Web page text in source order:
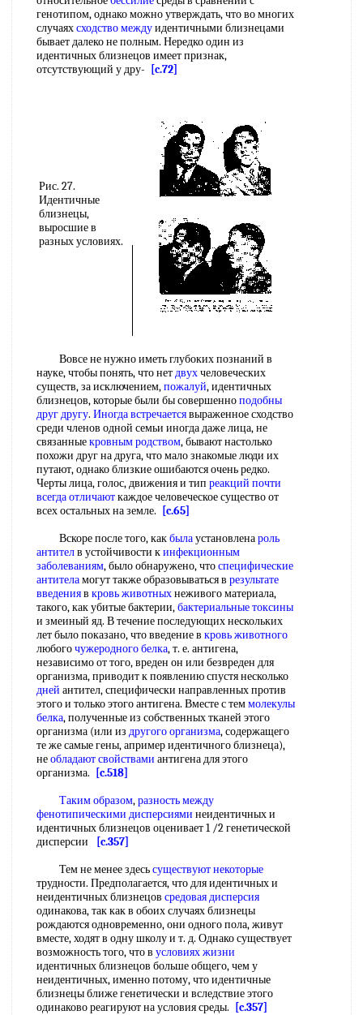
генотипом, однако можно утверждать, что во многих
случаяхсходство междуидентичными близнецами
бывает далеко не полным. Нередко один из
идентичных близнецов имеет признак,
отсутствующий у дру-
[c.72]
Рис. 27.
Идентичные
близнецы,
выросшие в
разных условиях.
Вовсе не нужно иметь глубоких познаний в
науке, чтобы понять, что нетдвухчеловеческих
существ, за исключением,пожалуй, идентичных
близнецов, которые были бы совершенноподобны
друг другу. Иногда встречаетсявыраженное сходство
среди членов одной семьи иногда даже лица, не
связанныекровным родством, бывают настолько
похожи друг на друга, что мало знакомые люди их
путают, однако близкие ошибаются очень редко.
Черты лица, голос, движения и тип реакций почти
всегда отличаюткаждое человеческое существо от
всех остальных на земле.
[c.65]
Вскоре после того, какбылаустановленароль
антителв устойчивости кинфекционным
заболеваниям, было обнаружено, чтоспецифические
антителамогут также образовываться в результате
введенияв кровь животныхнеживого материала,
такого, как убитые бактерии,бактериальные токсины
и змеиный яд. В течение последующих нескольких
лет было показано, что введение в кровь животного
любогочужеродного белка, т. е. антигена,
независимо от того, вреден он или безвреден для
организма, приводит к появлению спустя несколько
дней антител, специфически направленных против
этого и только этого антигена. Вместе с теммолекулы
белка, полученные из собственных тканей этого
организма (или из другого организма, содержащего
те же самые гены, апример идентичного близнеца),
необладают свойствами антигена для этого
организма.
[c.518]
Таким образом,разность между
фенотипическими дисперсиями неидентичных и
идентичных близнецов оценивает 1 /2 генетической
дисперсии
[c.357]
Тем не менее здесьсуществуют некоторые
трудности. Предполагается, что для идентичных и
неидентичных близнецов средовая дисперсия
одинакова, так как в обоих случаях близнецы
рождаются одновременно, они одного пола, живут
вместе, ходят в одну школу и т. д. Однако существует
возможность того, что в условиях жизни
идентичных близнецов больше общего, чем у
неидентичных, именно потому, что идентичные
близнецы ближе генетически и вследствие этого
одинаково реагируют на условия среды.
[c.357]